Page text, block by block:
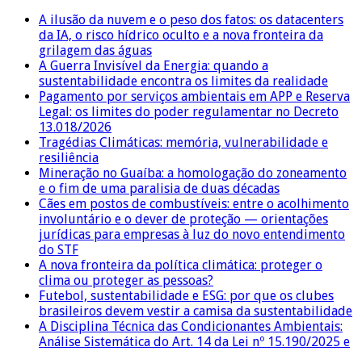
A ilusão da nuvem e o peso dos fatos: os datacenters
da IA, o risco hídrico oculto e a nova fronteira da
grilagem das águas
A Guerra Invisível da Energia: quando a
sustentabilidade encontra os limites da realidade
Pagamento por serviços ambientais em APP e Reserva
Legal: os limites do poder regulamentar no Decreto
13.018/2026
Tragédias Climáticas: memória, vulnerabilidade e
resiliência
Mineração no Guaíba: a homologação do zoneamento
e o fim de uma paralisia de duas décadas
Cães em postos de combustíveis: entre o acolhimento
involuntário e o dever de proteção — orientações
jurídicas para empresas à luz do novo entendimento
do STF
A nova fronteira da política climática: proteger o
clima ou proteger as pessoas?
Futebol, sustentabilidade e ESG: por que os clubes
brasileiros devem vestir a camisa da sustentabilidade
A Disciplina Técnica das Condicionantes Ambientais:
Análise Sistemática do Art. 14 da Lei nº 15.190/2025 e